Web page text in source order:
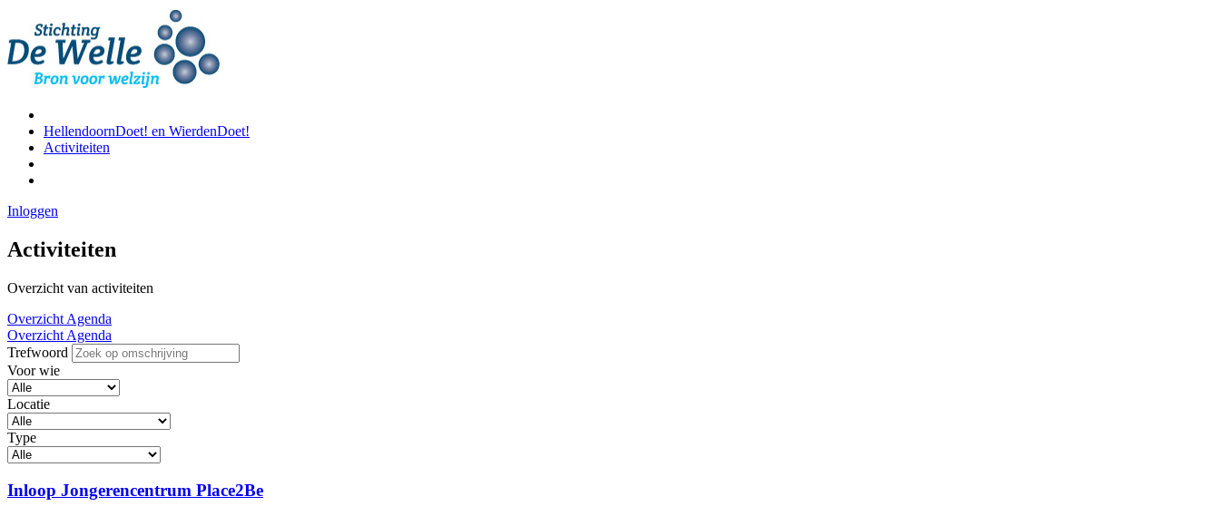
HellendoornDoet! en WierdenDoet!
Activiteiten
Inloggen
Activiteiten
Overzicht van activiteiten
Overzicht Agenda
Overzicht Agenda
Trefwoord
Voor wie
Locatie
Type
Activiteiten
Inloop Jongerencentrum Place2Be